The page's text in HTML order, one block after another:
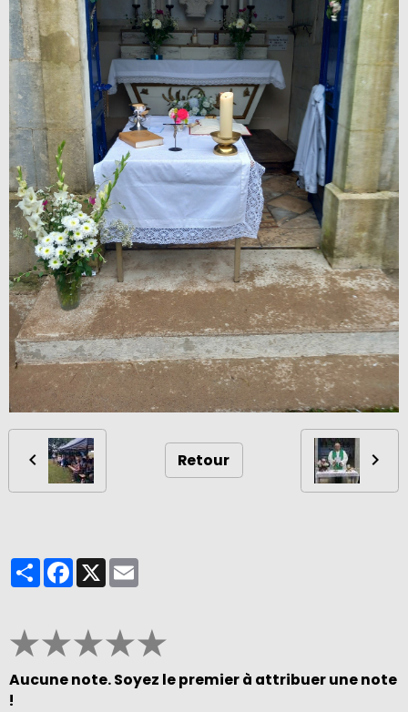
Retour
PartagerFacebook
X
★★★★★
Aucune note. Soyez le premier à attribuer une note
!